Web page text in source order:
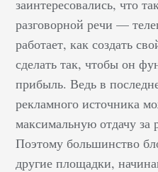
заинтересовались, что
разговорной речи —
работает, как создать
сделать так, чтобы он
прибыль. Ведь в
рекламного источника
максимальную отдачу за
Поэтому большинство
другие площадки,